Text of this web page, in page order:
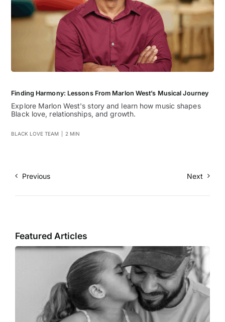
Finding Harmony: Lessons From Marlon West’s Musical Journey
Explore Marlon West's story and learn how music shapes
Black love, relationships, and growth.
BLACK LOVE TEAM 2 MIN
Previous Next
Featured Articles